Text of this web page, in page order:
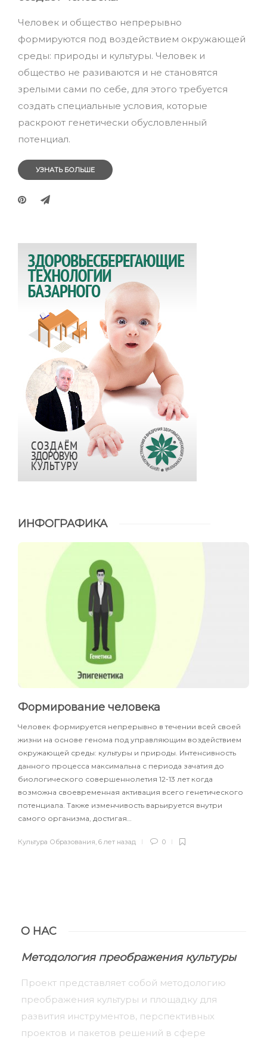
Человек и общество непрерывно
формируются под воздействием окружающей
среды: природы и культуры. Человек и
общество не разиваются и не становятся
зрелыми сами по себе, для этого требуется
создать специальные условия, которые
раскроют генетически обусловленный
потенциал.
УЗНАТЬ БОЛЬШЕ
ИНФОГРАФИКА
Формирование человека
Человек формируется непрерывно в течении всей своей
жизни на основе генома под управляющим воздействием
окружающей среды: культуры и природы. Интенсивность
данного процесса максимальна с периода зачатия до
биологического совершеннолетия 12-13 лет когда
возможна своевременная активация всего генетического
потенциала. Также изменчивость варьируется внутри
самого организма, достигая…
Культура Образования, 6 лет назад 0
О НАС
Методология преображения культуры
Проект представляет собой методологию
преображения культуры и площадку для
развития инструментов, перспективных
проектов и пакетов решений в сфере